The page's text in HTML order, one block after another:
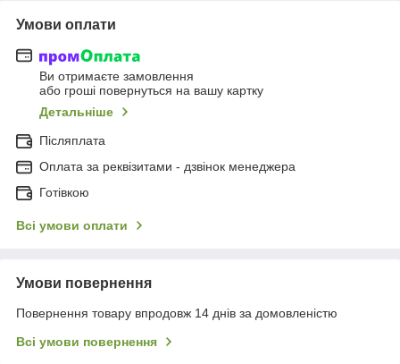
Умови оплати
Ви отримаєте замовлення
або гроші повернуться на вашу картку
Детальніше
Післяплата
Оплата за реквізитами - дзвінок менеджера
Готівкою
Всі умови оплати
Умови повернення
Повернення товару впродовж 14 днів за домовленістю
Всі умови повернення